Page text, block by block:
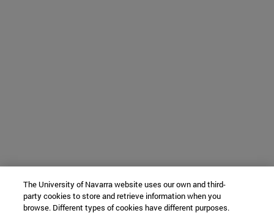
The University of Navarra website uses our own and third-
party cookies to store and retrieve information when you
browse. Different types of cookies have different purposes.